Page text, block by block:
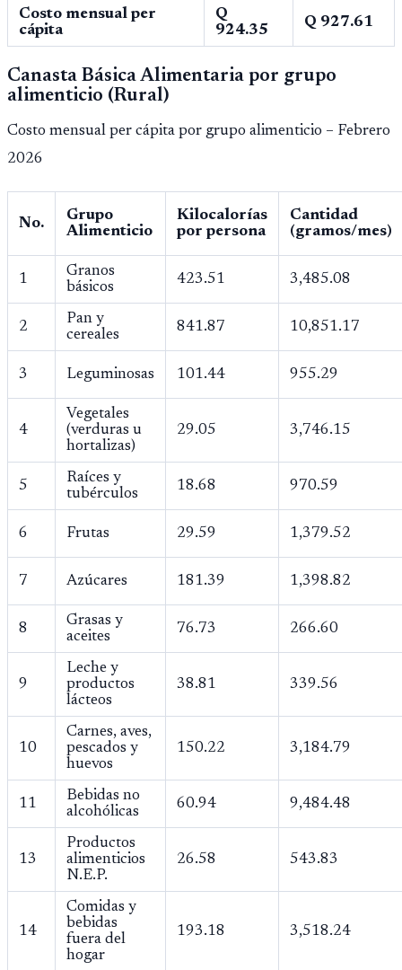
Costo mensual per
cápita
Q
924.35
Q 927.61
Canasta Básica Alimentaria por grupo
alimenticio (Rural)
Costo mensual per cápita por grupo alimenticio – Febrero
2026
No.
Grupo
Alimenticio
Kilocalorías
por persona
Cantidad
(gramos/mes)
1
Granos
básicos
423.51 3,485.08
2
Pan y
cereales
841.87 10,851.17
3 Leguminosas 101.44 955.29
4
Vegetales
(verduras u
hortalizas)
29.05 3,746.15
5
Raíces y
tubérculos
18.68 970.59
6 Frutas 29.59 1,379.52
7 Azúcares 181.39 1,398.82
8
Grasas y
aceites
76.73 266.60
9
Leche y
productos
lácteos
38.81 339.56
10
Carnes, aves,
pescados y
huevos
150.22 3,184.79
11
Bebidas no
alcohólicas
60.94 9,484.48
13
Productos
alimenticios
N.E.P.
26.58 543.83
14
Comidas y
bebidas
fuera del
hogar
193.18 3,518.24